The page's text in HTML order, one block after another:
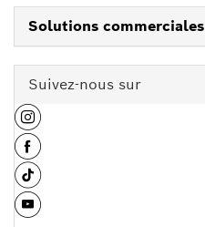
Solutions commerciales
Suivez-nous sur